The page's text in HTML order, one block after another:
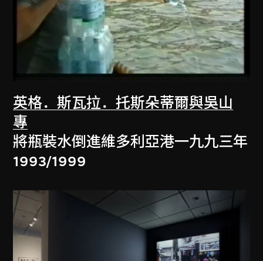
英格．斯瓦拉．托斯朵蒂爾與吳山
專
將瓶裝水倒進維多利亞港一九九三年
1993/1999